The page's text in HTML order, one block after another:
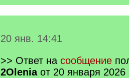
20 янв. 14:41
>> Ответ на сообщение
2Oleniaот 20 января 2026